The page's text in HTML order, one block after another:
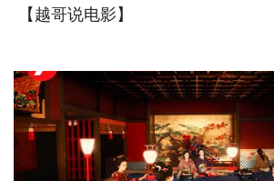
【越哥说电影】